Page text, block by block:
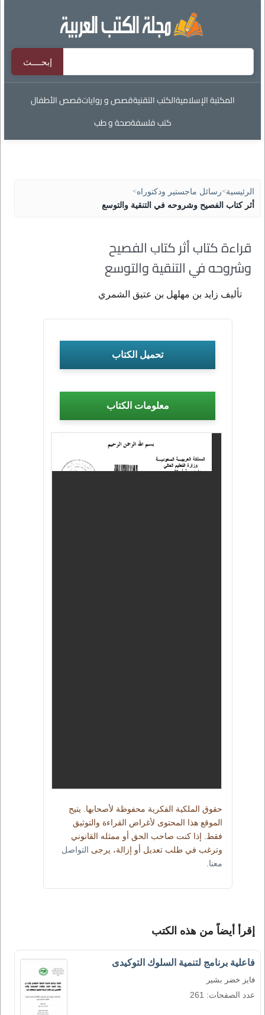
المكتبة الإسلاميةالكتب التقنيةقصص و رواياتقصص الأطفال
كتب فلسفةصحة و طب
الرئيسية>رسائل ماجستير ودكتوراه>
أثر كتاب الفصيح وشروحه في التنقية والتوسع
قراءة كتاب أثر كتاب الفصيح
وشروحه في التنقية والتوسع
تأليف زايد بن مهلهل بن عتيق الشمري
تحميل الكتاب
معلومات الكتاب
حقوق الملكية الفكرية محفوظة لأصحابها. يتيح
الموقع هذا المحتوى لأغراض القراءة والتوثيق
فقط. إذا كنت صاحب الحق أو ممثله القانوني
وترغب في طلب تعديل أو إزالة، يرجى التواصل
معنا
إقرأ أيضاً من هذه الكتب
فاعلية برنامج لتنمية السلوك التوكيدى
فايز خضر بشير
عدد الصفحات: 261